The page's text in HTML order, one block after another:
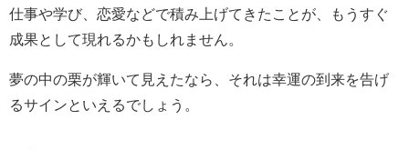
仕事や学び、恋愛などで積み上げてきたことが、もうすぐ
成果として現れるかもしれません。
夢の中の栗が輝いて見えたなら、それは幸運の到来を告げ
るサインといえるでしょう。